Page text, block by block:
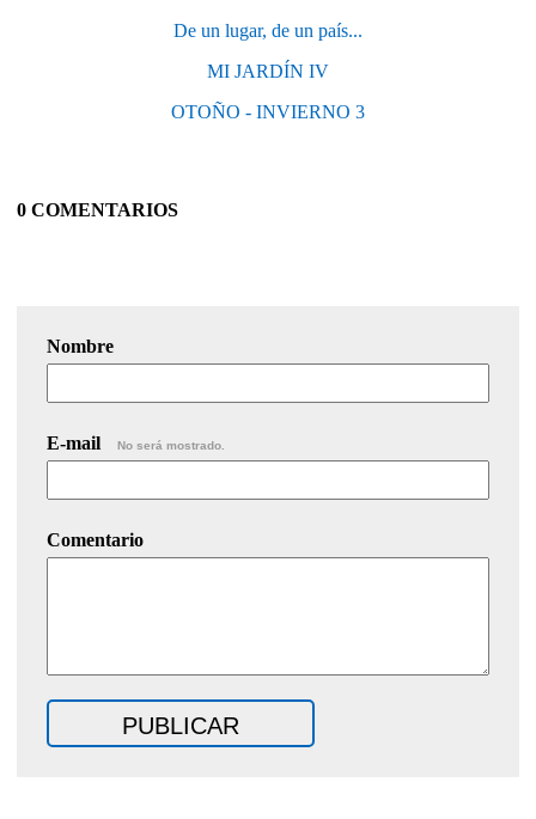
De un lugar, de un país...
MI JARDÍN IV
OTOÑO - INVIERNO 3
0 COMENTARIOS
Nombre
E-mail No será mostrado.
Comentario